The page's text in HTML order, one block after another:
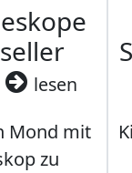
lesen
Mond mit
zu